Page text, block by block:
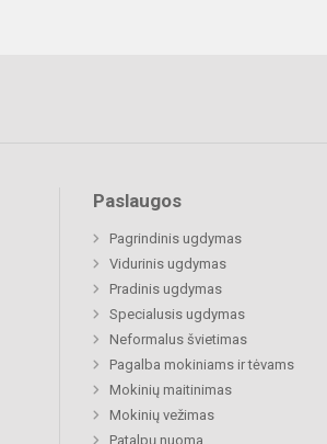
Paslaugos
Pagrindinis ugdymas
Vidurinis ugdymas
Pradinis ugdymas
Specialusis ugdymas
Neformalus švietimas
Pagalba mokiniams ir tėvams
Mokinių maitinimas
Mokinių vežimas
Patalpų nuoma